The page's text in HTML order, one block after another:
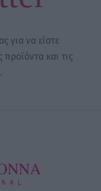
για να είστε
και τις